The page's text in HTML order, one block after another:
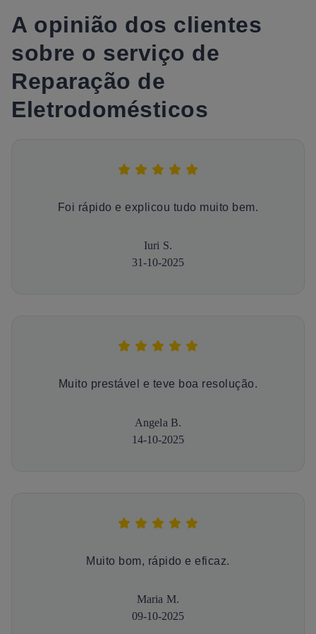
A opinião dos clientes
sobre o serviço de
Reparação de
Eletrodomésticos
Foi rápido e explicou tudo muito bem.
Iuri S.
31-10-2025
Muito prestável e teve boa resolução.
Angela B.
14-10-2025
Muito bom, rápido e eficaz.
Maria M.
09-10-2025